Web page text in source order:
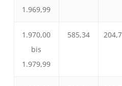
1.969,99
1.970,00
bis
1.979,99
585,34